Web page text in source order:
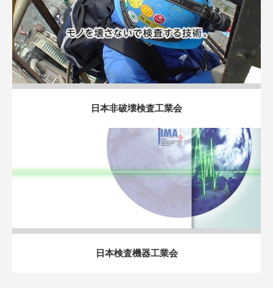
日本非破壊検査工業会
日本検査機器工業会